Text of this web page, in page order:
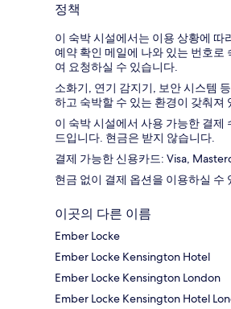
정책
이 숙박 시설에서는 이용 상황에 따
예약 확인 메일에 나와 있는 번호로
여 요청하실 수 있습니다.
소화기, 연기 감지기, 보안 시스템
하고 숙박할 수 있는 환경이 갖춰져
이 숙박 시설에서 사용 가능한 결제
드입니다. 현금은 받지 않습니다.
결제 가능한 신용카드: Visa,
현금 없이 결제 옵션을 이용하실 수
이곳의 다른 이름
Ember Locke
Ember Locke Kensington Hotel
Ember Locke Kensington London
Ember Locke Kensington Hotel